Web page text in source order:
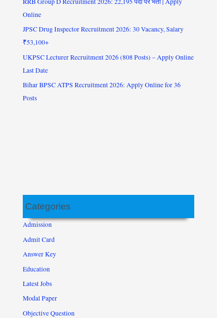
Online
JPSC Drug Inspector Recruitment 2026: 30 Vacancy, Salary
₹53,100+
UKPSC Lecturer Recruitment 2026 (808 Posts) – Apply Online
Last Date
Bihar BPSC ATPS Recruitment 2026: Apply Online for 36
Posts
Categories
Admission
Admit Card
Answer Key
Education
Latest Jobs
Modal Paper
Objective Question